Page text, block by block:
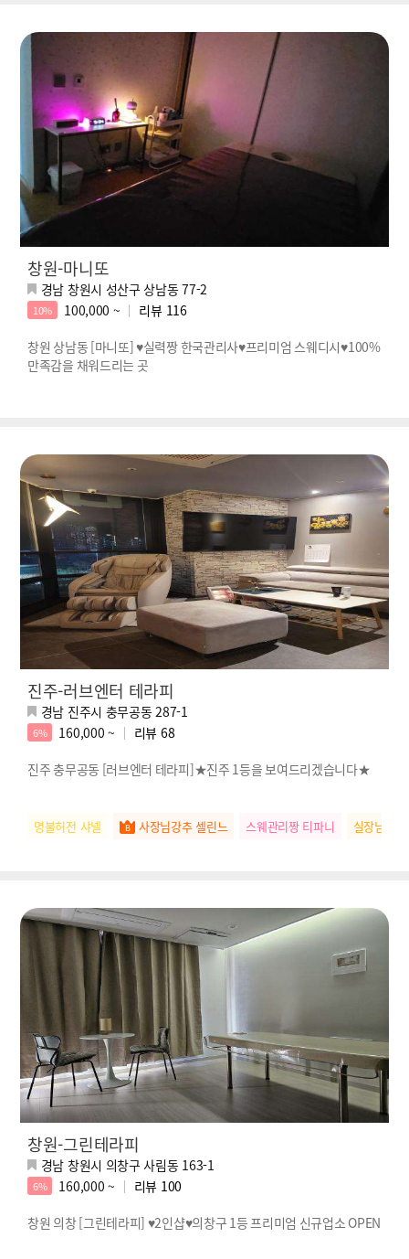
창원-마니또
경남 창원시 성산구 상남동 77-2
10% 100,000 ~ 리뷰 116
창원 상남동 [마니또] ♥실력짱 한국관리사♥프리미엄 스웨디시♥100%
만족감을 채워드리는 곳
진주-러브엔터 테라피
경남 진주시 충무공동 287-1
6% 160,000 ~ 리뷰 68
진주 충무공동 [러브엔터 테라피]★진주 1등을 보여드리겠습니다★
명불허전 샤넬 사장님강추 셀린느 스웨관리짱 티파니 실장님추
창원-그린테라피
경남 창원시 의창구 사림동 163-1
6% 160,000 ~ 리뷰 100
창원 의창 [그린테라피] ♥2인샵♥의창구 1등 프리미엄 신규업소 OPEN